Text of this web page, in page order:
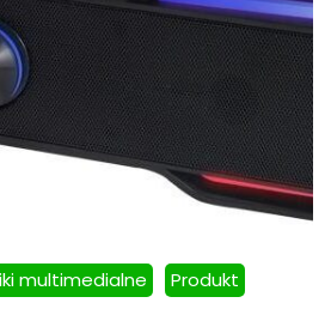
multimedialne Produkt